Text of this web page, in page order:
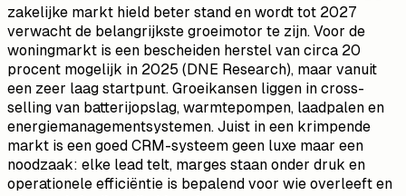
zakelijke markt hield beter stand en wordt tot 2027
verwacht de belangrijkste groeimotor te zijn. Voor de
woningmarkt is een bescheiden herstel van circa 20
procent mogelijk in 2025 (DNE Research), maar vanuit
een zeer laag startpunt. Groeikansen liggen in cross-
selling van batterijopslag, warmtepompen, laadpalen en
energiemanagementsystemen. Juist in een krimpende
markt is een goed CRM-systeem geen luxe maar een
noodzaak: elke lead telt, marges staan onder druk en
operationele efficiëntie is bepalend voor wie overleeft en